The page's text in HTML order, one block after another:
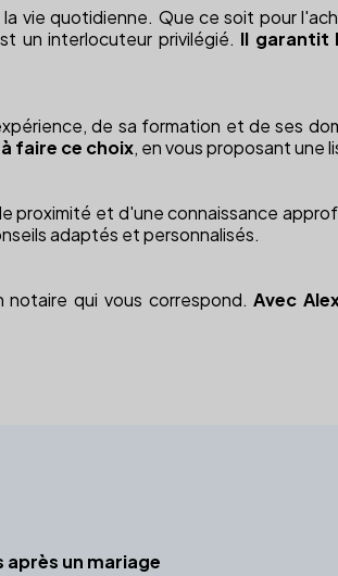
vie quotidienne. Que ce soit pour
un interlocuteur privilégié. Il garantit
de sa formation et de ses
faire ce choix, en vous proposant une
proximité et d'une connaissance
adaptés et personnalisés.
notaire qui vous correspond.Avec
après un mariage